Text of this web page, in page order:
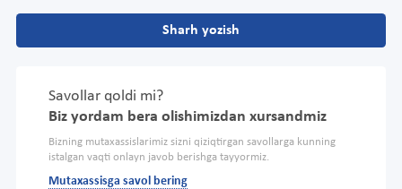
Sharh yozish
Savollar qoldi mi?
Biz yordam bera olishimizdan xursandmiz
Bizning mutaxassislarimiz sizni qiziqtirgan savollarga kunning
istalgan vaqti onlayn javob berishga tayyormiz.
Mutaxassisga savol bering